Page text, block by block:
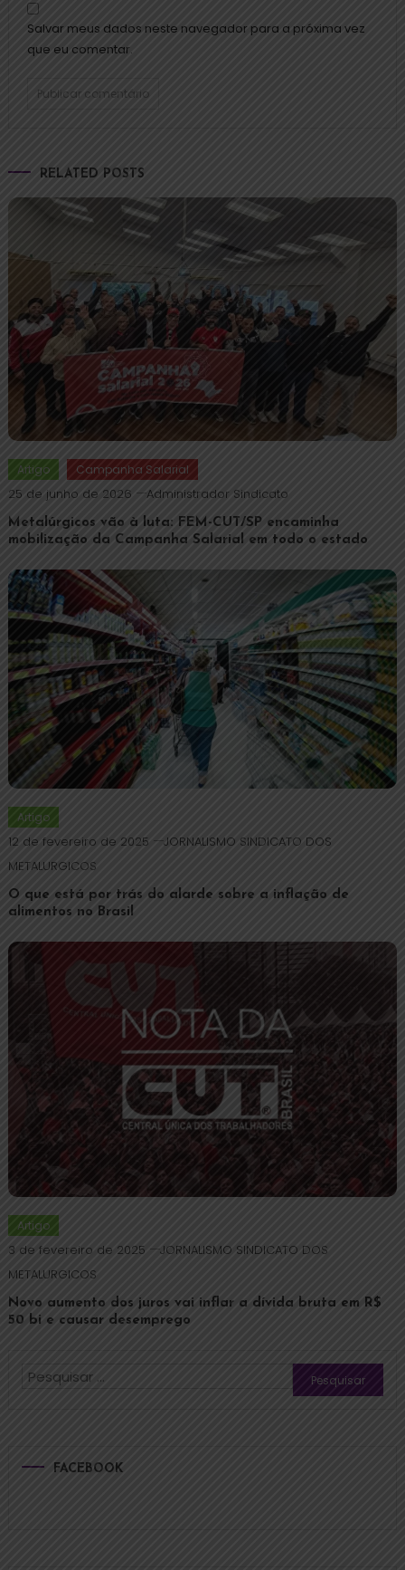
Salvar meus dados neste navegador para a próxima vez
que eu comentar.
RELATED POSTS
Artigo Campanha Salarial
25 de junho de 2026 Administrador Sindicato
Metalúrgicos vão à luta: FEM-CUT/SP encaminha
mobilização da Campanha Salarial em todo o estado
Artigo
12 de fevereiro de 2025
JORNALISMO SINDICATO DOS
METALURGICOS
O que está por trás do alarde sobre a inflação de
alimentos no Brasil
Artigo
3 de fevereiro de 2025
JORNALISMO SINDICATO DOS
METALURGICOS
Novo aumento dos juros vai inflar a dívida bruta em R$
50 bi e causar desemprego
FACEBOOK